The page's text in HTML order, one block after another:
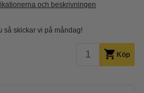
och beskrivningen
så skickar vi på måndag!
Köp